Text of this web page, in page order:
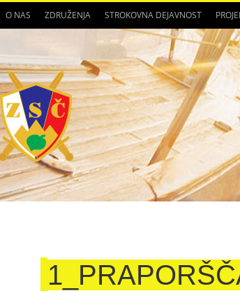
O NAS ZDRUŽENJA STROKOVNA DEJAVNOST